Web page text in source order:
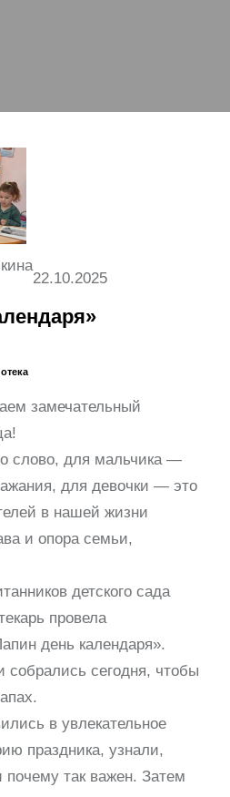
22.10.2025
замечательный
слово, для мальчика —
для девочки — это
в нашей жизни
и опора семьи,
детского сада
провела
день календаря».
собрались сегодня, чтобы
в увлекательное
праздника, узнали,
почему так важен. Затем